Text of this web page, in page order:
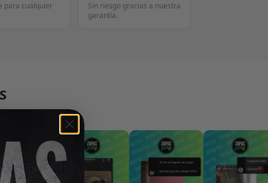
para cualquier
Sin riesgo gracias a nuestra
garantía.